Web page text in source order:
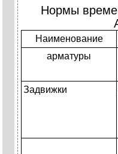
Нормы
Наименование
арматуры
Задвижки